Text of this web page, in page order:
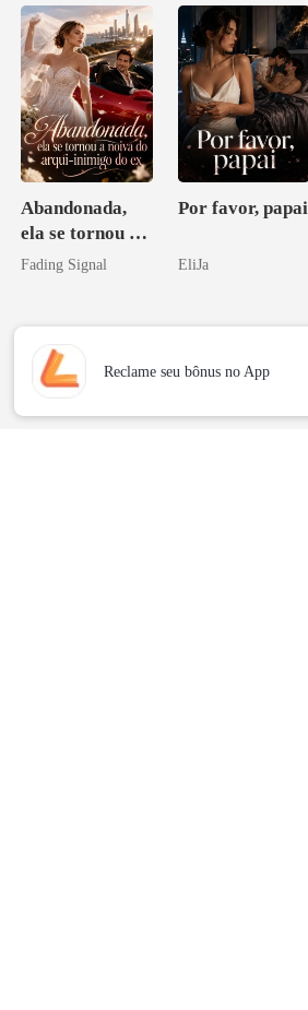
Abandonada,
ela se tornou a
noiva do arqui-
Fading Signal
Por favor, papai
EliJa
Reclame seu bônus no App